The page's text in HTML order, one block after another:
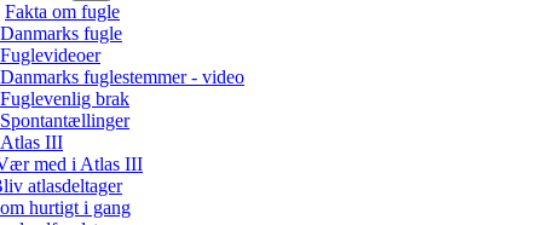
Fakta om fugle
Danmarks fugle
Fuglevideoer
Danmarks fuglestemmer - video
Fuglevenlig brak
Spontantællinger
Atlas III
med i Atlas III
atlasdeltager
hurtigt i gang